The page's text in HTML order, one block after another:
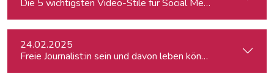
Die 5 wichtigsten Video-Stile für Social Media
24.02.2025
Freie Journalist:in sein und davon leben können: So geht's